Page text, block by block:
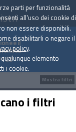
e il
oggi
i filtri
Mostra filtri
parti per funzionalità
all'uso dei cookie di
non essere disponibili.
disabilitarli o negare il
policy.
elemento
i cookie.